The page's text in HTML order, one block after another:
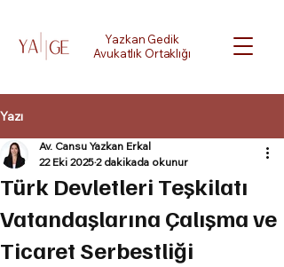
Yazkan Gedik
Avukatlık Ortaklığı
Yazı
Türk Devletleri Teşkilatı
Vatandaşlarına Çalışma ve
Ticaret Serbestliği
Av. Cansu Yazkan Erkal
22 Eki 20252 dakikada okunur